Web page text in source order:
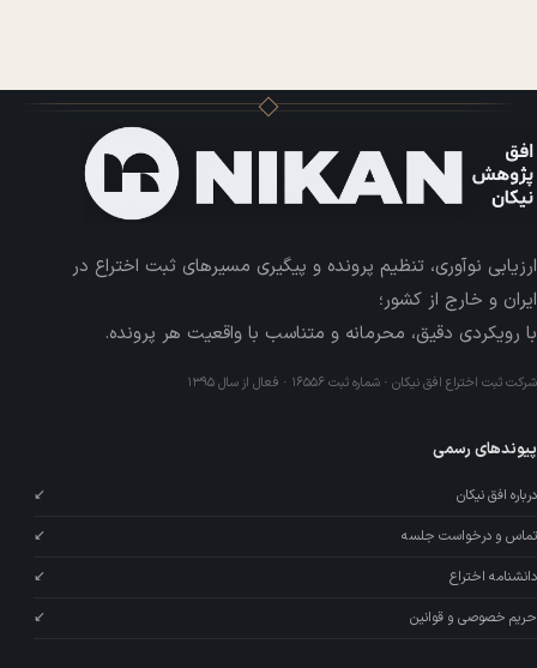
ارزیابی نوآوری، تنظیم پرونده و پیگیری مسیرهای ثبت اختراع در
ایران و خارج از کشور؛
با رویکردی دقیق، محرمانه و متناسب با واقعیت هر پرونده.
شرکت ثبت اختراع افق نیکان · شماره ثبت ۱۶۵۵۶ · فعال از سال ۱۳۹۵
پیوندهای رسمی
درباره افق نیکان
↙
تماس و درخواست جلسه
↙
دانشنامه اختراع
↙
حریم خصوصی و قوانین
↙